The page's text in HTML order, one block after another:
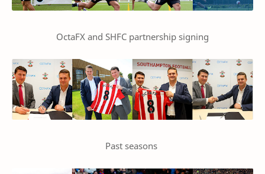
OctaFX and SHFC partnership signing
Past seasons